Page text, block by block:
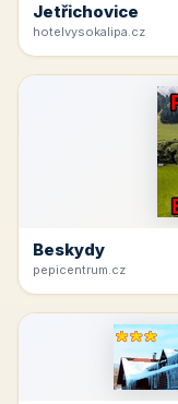
Jetřichovice
hotelvysokalipa.cz
Beskydy
pepicentrum.cz